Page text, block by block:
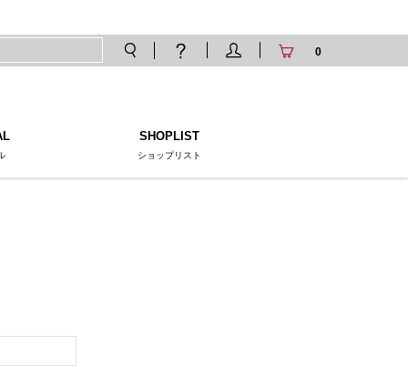
0
SHOPLIST
ショップリスト